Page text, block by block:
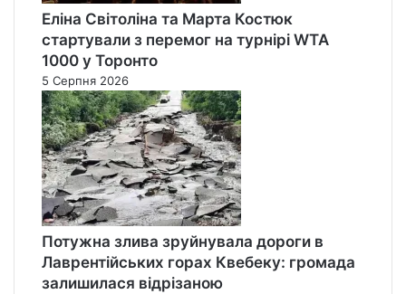
Еліна Світоліна та Марта Костюк
стартували з перемог на турнірі WTA
1000 у Торонто
5 Серпня 2026
Потужна злива зруйнувала дороги в
Лаврентійських горах Квебеку: громада
залишилася відрізаною